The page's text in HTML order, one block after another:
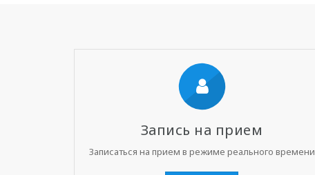
Запись на прием
Записаться на прием в режиме реального времени